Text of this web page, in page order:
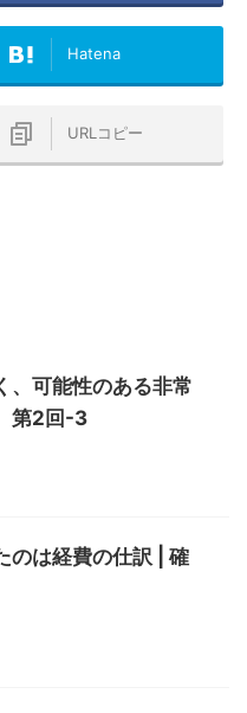
Hatena
URLコピー
、可能性のある非常
第2回-3
のは経費の仕訳 | 確